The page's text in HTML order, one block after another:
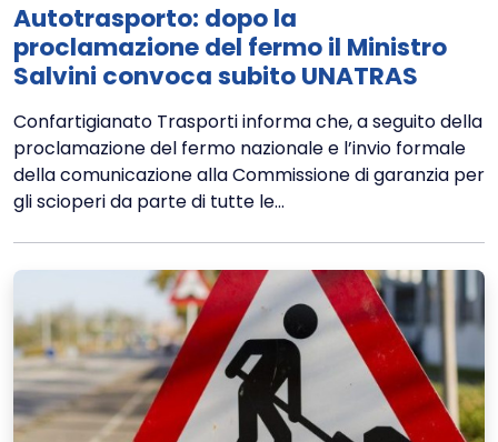
Autotrasporto: dopo la
proclamazione del fermo il Ministro
Salvini convoca subito UNATRAS
Confartigianato Trasporti informa che, a seguito della
proclamazione del fermo nazionale e l’invio formale
della comunicazione alla Commissione di garanzia per
gli scioperi da parte di tutte le...